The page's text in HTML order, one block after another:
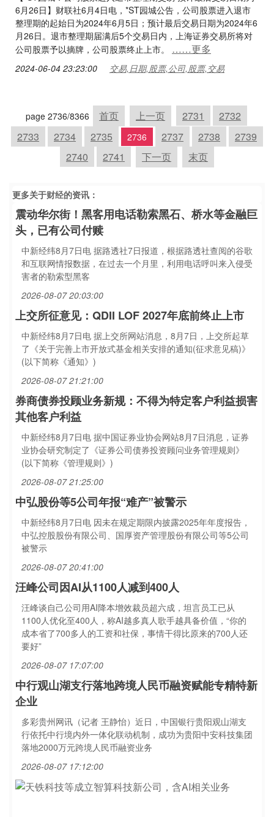
6月26日】财联社6月4日电，*ST园城公告，公司股票进入退市
整理期的起始日为2024年6月5日；预计最后交易日期为2024年6
月26日。退市整理期届满后5个交易日内，上海证券交易所将对
公司股票予以摘牌，公司股票终止上市。 ……更多
2024-06-04 23:23:00 交易,日期,股票,公司,股票,交易
page 2736/8366 首页 上一页 2731
2732
2733
2734 2735 2736 2737 2738
2739
2740
2741 下一页 末页
更多关于财经的资讯：
震动华尔街！黑客用电话勒索黑石、桥水等金融巨
头，已有公司付赎
中新经纬8月7日电 据路透社7日报道，根据路透社查阅的谷歌
和互联网情报数据，在过去一个月里，利用电话呼叫来入侵受
害者的勒索型黑客
2026-08-07 20:03:00
上交所征意见：QDII LOF 2027年底前终止上市
中新经纬8月7日电 据上交所网站消息，8月7日，上交所起草
了《关于完善上市开放式基金相关安排的通知(征求意见稿)》
(以下简称《通知》)
2026-08-07 21:21:00
券商债券投顾业务新规：不得为特定客户利益损害
其他客户利益
中新经纬8月7日电 据中国证券业协会网站8月7日消息，证券
业协会研究制定了《证券公司债券投资顾问业务管理规则》
(以下简称《管理规则》)
2026-08-07 21:25:00
中弘股份等5公司年报“难产”被警示
中新经纬8月7日电 因未在规定期限内披露2025年年度报告，
中弘控股股份有限公司、国厚资产管理股份有限公司等5公司
被警示
2026-08-07 20:41:00
汪峰公司因AI从1100人减到400人
汪峰谈自己公司用AI降本增效裁员超六成，坦言员工已从
1100人优化至400人，称AI越多真人歌手越具备价值，“你的
成本省了700多人的工资和社保，事情干得比原来的700人还
要好”
2026-08-07 17:07:00
中行观山湖支行落地跨境人民币融资赋能专精特新
企业
多彩贵州网讯（记者 王静怡）近日，中国银行贵阳观山湖支
行依托中行境内外一体化联动机制，成功为贵阳中安科技集团
落地2000万元跨境人民币融资业务
2026-08-07 17:12:00